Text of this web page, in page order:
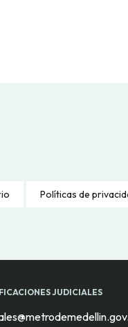
Políticas de
JUDICIALES